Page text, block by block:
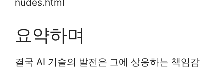
nudes.html
요약하며
결국 AI 기술의 발전은 그에 상응하는 책임감